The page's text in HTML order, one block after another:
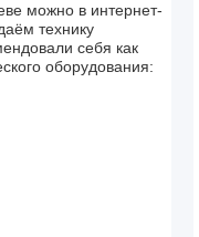
можно в интернет-
технику
себя как
оборудования: